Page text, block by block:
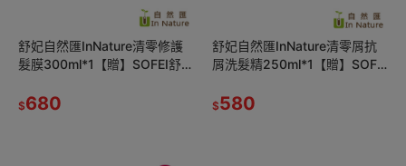
舒妃自然匯InNature清零修護
髮膜300ml*1【贈】SOFEI舒妃
$680
舒妃自然匯InNature清零屑抗
屑洗髮精250ml*1【贈】SOFEI
$580